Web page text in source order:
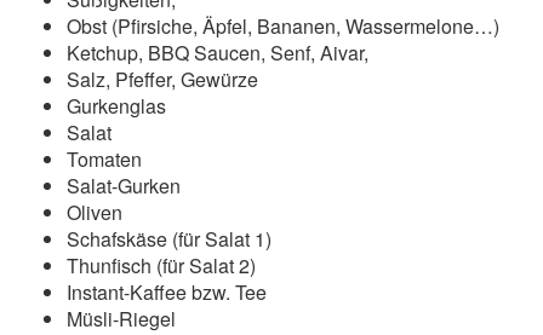
Obst (Pfirsiche, Äpfel, Bananen, Wassermelone…)
Ketchup, BBQ Saucen, Senf, Aivar,
Salz, Pfeffer, Gewürze
Gurkenglas
Salat
Tomaten
Salat-Gurken
Oliven
Schafskäse (für Salat 1)
Thunfisch (für Salat 2)
Instant-Kaffee bzw. Tee
Müsli-Riegel